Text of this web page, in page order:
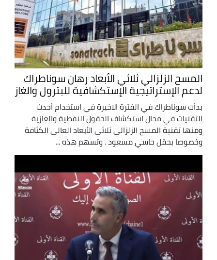
المسح الزلزالي ثلاثي الأبعاد رهان سوناطراك
لدعم الإستراتيجية الإستكشافية للبترول والغاز
بدأت سوناطراك في الفترة الاخيرة في استخدام أحدث
التقنيات في مجال استكشاف الحقول النفطية والغازية
ومنها تقنية المسح الزلزالي ثلاثي الأبعاد العالي الكثافة
وخصوصا بحقل حاسي مسعود . وتسهم هذه ...